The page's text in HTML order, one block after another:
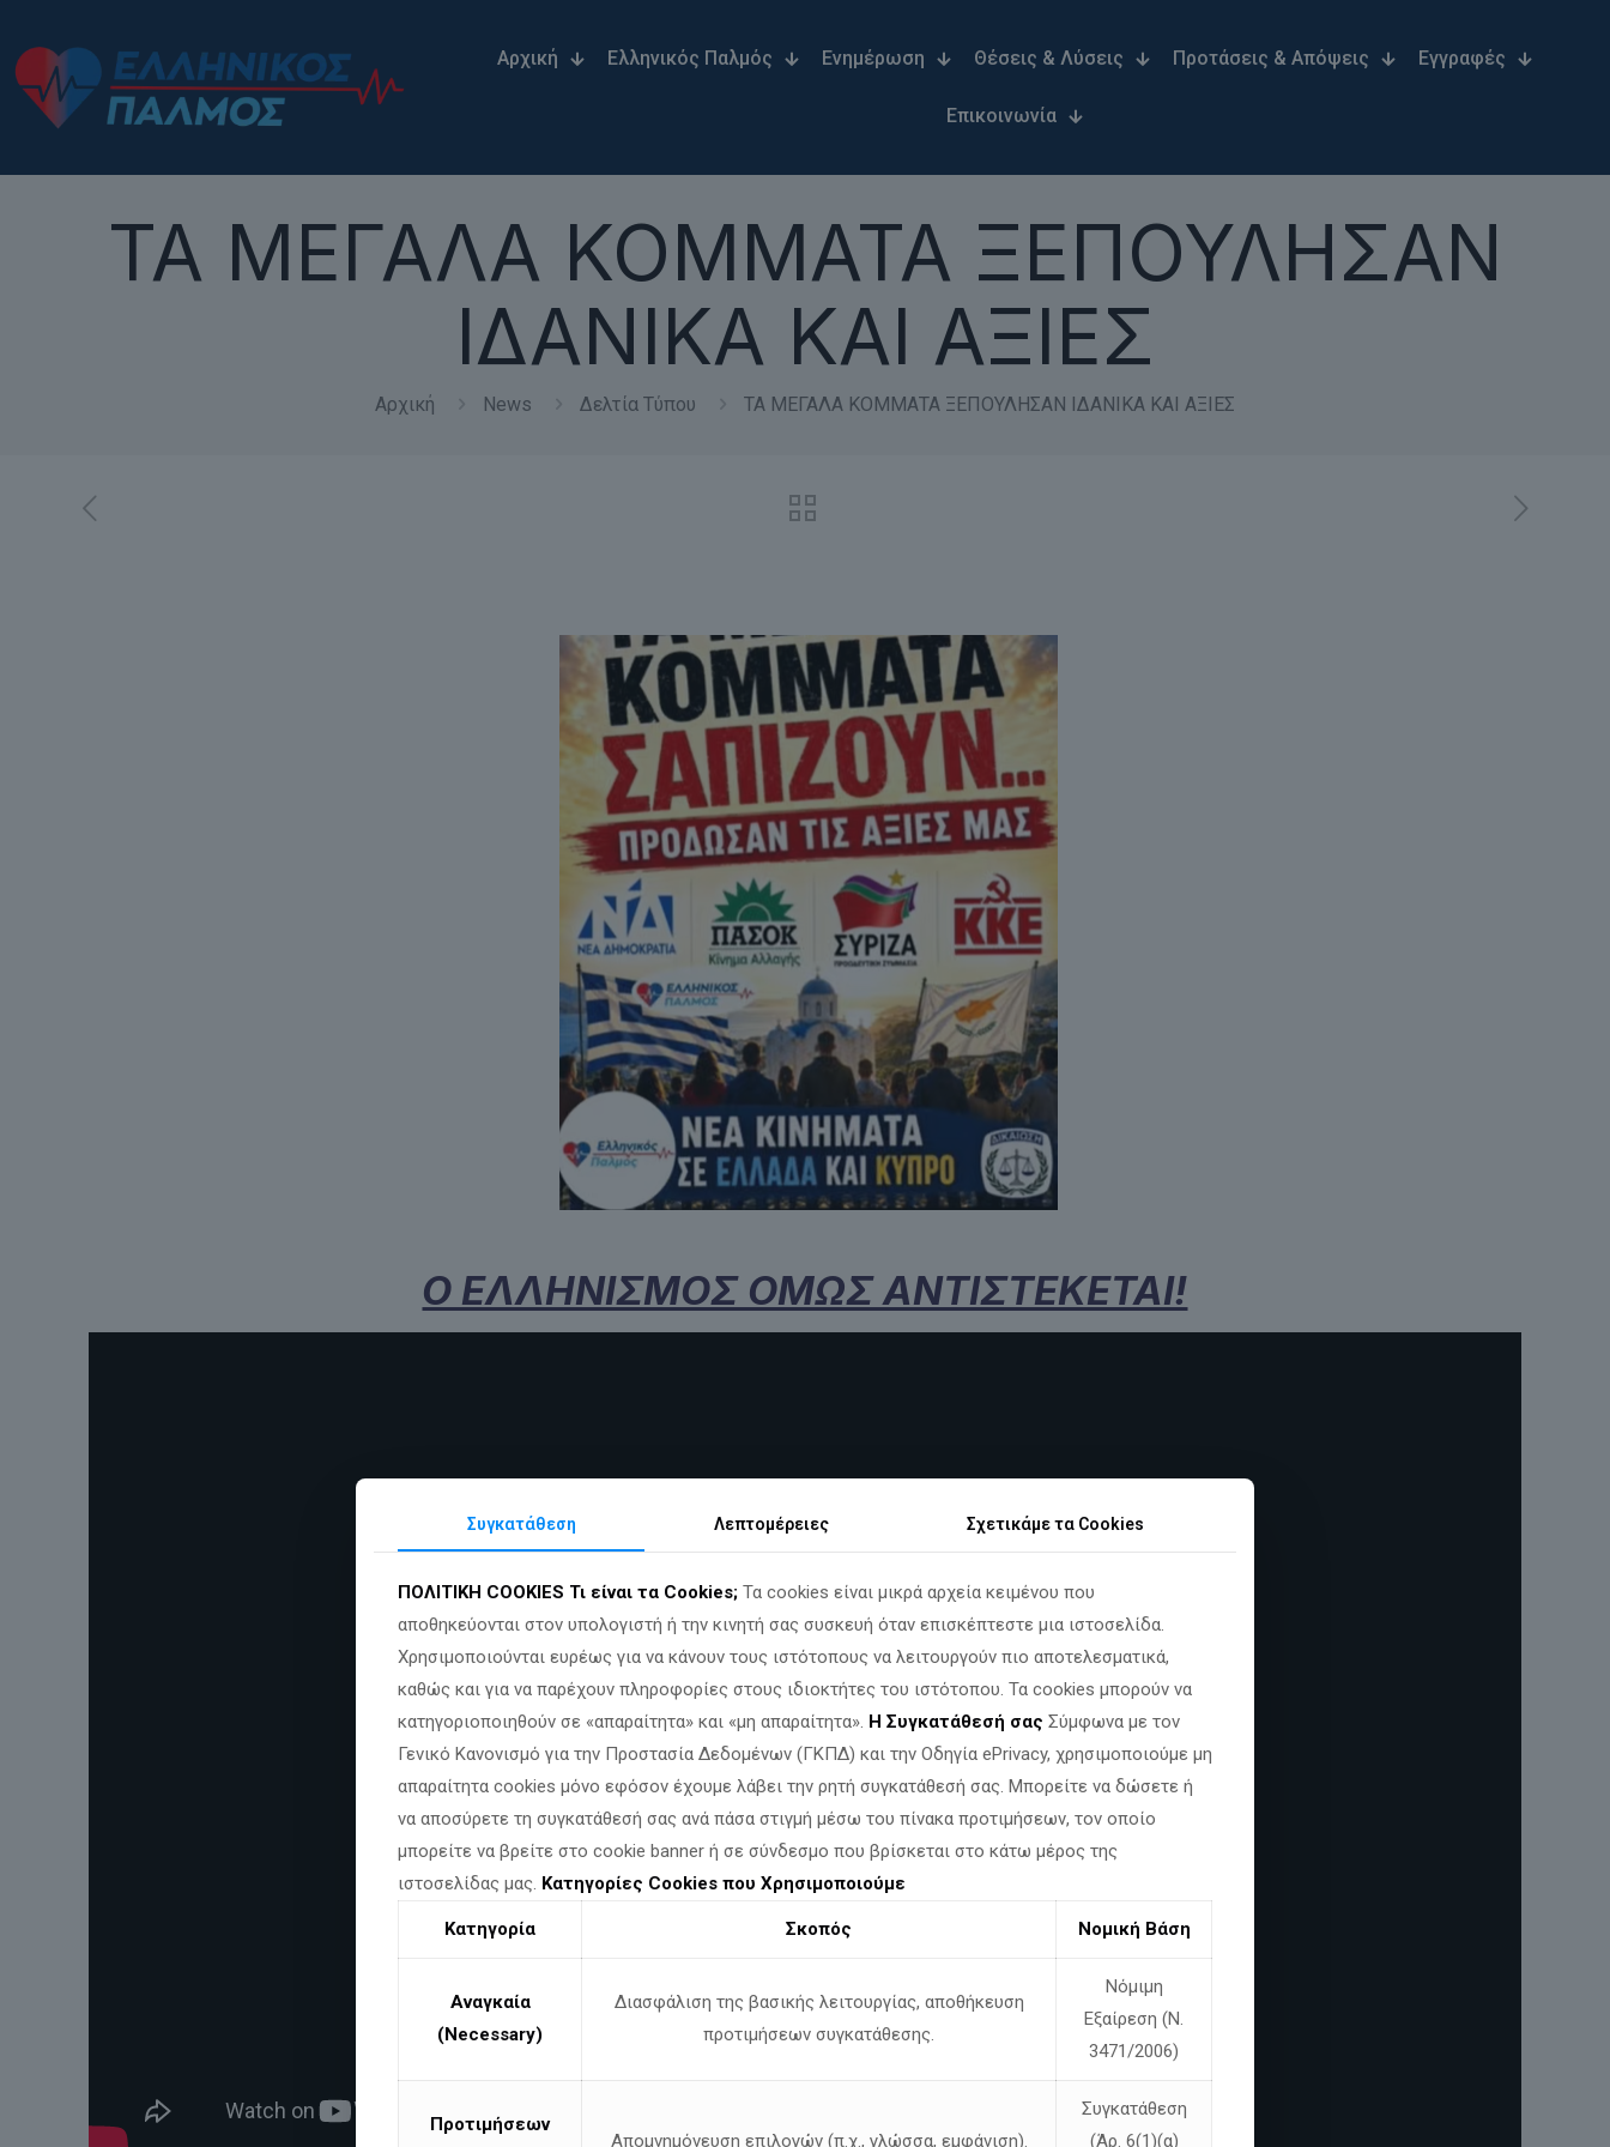
Αρχική Ελληνικός Παλμός Ενημέρωση Θέσεις & Λύσεις Προτάσεις & Απόψεις Εγγραφές
Επικοινωνία
ΤΑ ΜΕΓΑΛΑ ΚΟΜΜΑΤΑ ΞΕΠΟΥΛΗΣΑΝ
ΙΔΑΝΙΚΑ ΚΑΙ ΑΞΙΕΣ
Αρχική News Δελτία Τύπου ΤΑ ΜΕΓΑΛΑ ΚΟΜΜΑΤΑ ΞΕΠΟΥΛΗΣΑΝ ΙΔΑΝΙΚΑ ΚΑΙ ΑΞΙΕΣ
Ο ΕΛΛΗΝΙΣΜΟΣ ΟΜΩΣ ΑΝΤΙΣΤΕΚΕΤΑΙ!
Συγκατάθεση Λεπτομέρειες Σχετικάμε τα Cookies
ΠΟΛΙΤΙΚΗ COOKIES Τι είναι τα Cookies; Τα cookies είναι μικρά αρχεία κειμένου που
αποθηκεύονται στον υπολογιστή ή την κινητή σας συσκευή όταν επισκέπτεστε μια ιστοσελίδα.
Χρησιμοποιούνται ευρέως για να κάνουν τους ιστότοπους να λειτουργούν πιο αποτελεσματικά,
καθώς και για να παρέχουν πληροφορίες στους ιδιοκτήτες του ιστότοπου. Τα cookies μπορούν να
κατηγοριοποιηθούν σε «απαραίτητα» και «μη απαραίτητα». Η Συγκατάθεσή σας Σύμφωνα με τον
Γενικό Κανονισμό για την Προστασία Δεδομένων (ΓΚΠΔ) και την Οδηγία ePrivacy, χρησιμοποιούμε μη
απαραίτητα cookies μόνο εφόσον έχουμε λάβει την ρητή συγκατάθεσή σας. Μπορείτε να δώσετε ή
να αποσύρετε τη συγκατάθεσή σας ανά πάσα στιγμή μέσω του πίνακα προτιμήσεων, τον οποίο
μπορείτε να βρείτε στο cookie banner ή σε σύνδεσμο που βρίσκεται στο κάτω μέρος της
ιστοσελίδας μας. Κατηγορίες Cookies που Χρησιμοποιούμε
Κατηγορία Σκοπός Νομική Βάση
Αναγκαία
(Necessary)
Διασφάλιση της βασικής λειτουργίας, αποθήκευση
προτιμήσεων συγκατάθεσης.
Νόμιμη
Εξαίρεση (Ν.
3471/2006)
Προτιμήσεων
Απομνημόνευση επιλογών (π.χ., γλώσσα, εμφάνιση).
Συγκατάθεση
(Άρ. 6(1)(α)